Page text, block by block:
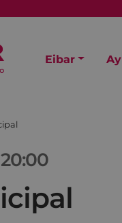
Eibar
20:00